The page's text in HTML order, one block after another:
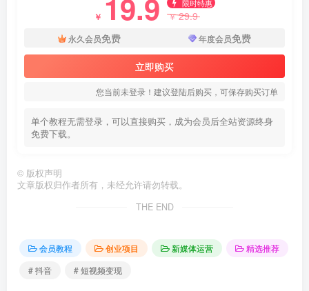
￥
限时特惠
￥29.9
永久会员免费 年度会员免费
立即购买
您当前未登录！建议登陆后购买，可保存购买订单
单个教程无需登录，可以直接购买，成为会员后全站资源终身
免费下载。
© 版权声明
文章版权归作者所有，未经允许请勿转载。
THE END
会员教程 创业项目 新媒体运营
精选推荐
# 抖音
# 短视频变现